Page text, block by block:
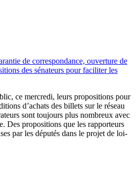
de correspondance, ouverture de
des sénateurs pour faciliter les
ce mercredi, leurs propositions pour
d’achats des billets sur le réseau
sont toujours plus nombreux avec
Des propositions que les rapporteurs
par les députés dans le projet de loi-